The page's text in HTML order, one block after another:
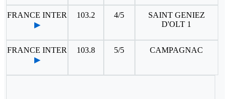
FRANCE INTER
▶
103.2 4/5
SAINT GENIEZ
D'OLT 1
FRANCE INTER
▶
103.8 5/5 CAMPAGNAC